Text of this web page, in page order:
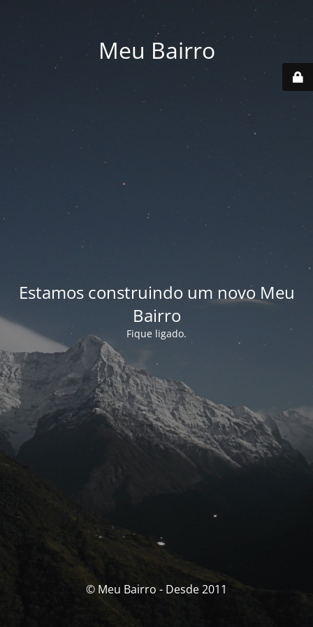
Meu Bairro
Estamos construindo um novo Meu
Bairro
Fique ligado.
© Meu Bairro - Desde 2011